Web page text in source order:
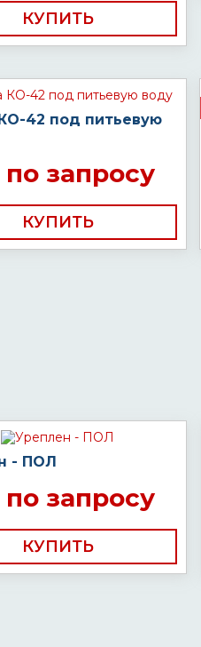
КУПИТЬ
42 под питьевую
запросу
КУПИТЬ
- ПОЛ
запросу
КУПИТЬ